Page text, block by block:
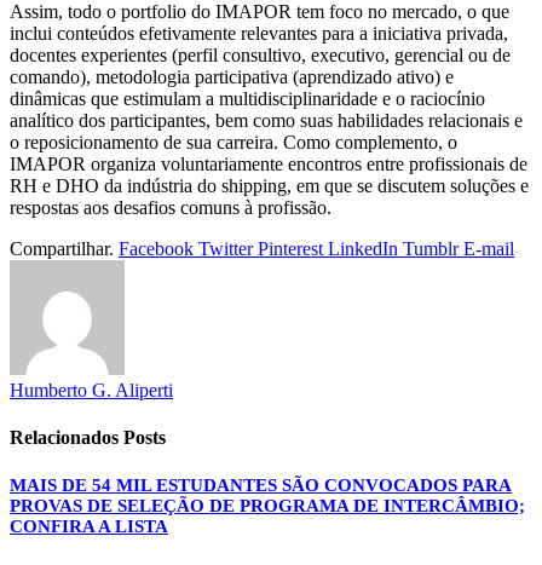
Assim, todo o portfolio do IMAPOR tem foco no mercado, o que
inclui conteúdos efetivamente relevantes para a iniciativa privada,
docentes experientes (perfil consultivo, executivo, gerencial ou de
comando), metodologia participativa (aprendizado ativo) e
dinâmicas que estimulam a multidisciplinaridade e o raciocínio
analítico dos participantes, bem como suas habilidades relacionais e
o reposicionamento de sua carreira. Como complemento, o
IMAPOR organiza voluntariamente encontros entre profissionais de
RH e DHO da indústria do shipping, em que se discutem soluções e
respostas aos desafios comuns à profissão.
Compartilhar. Facebook Twitter Pinterest LinkedIn Tumblr E-mail
Humberto G. Aliperti
Relacionados Posts
MAIS DE 54 MIL ESTUDANTES SÃO CONVOCADOS PARA
PROVAS DE SELEÇÃO DE PROGRAMA DE INTERCÂMBIO;
CONFIRA A LISTA